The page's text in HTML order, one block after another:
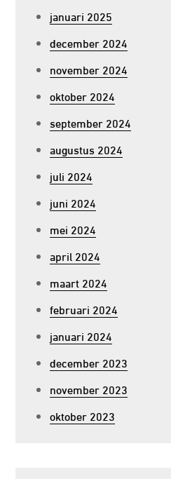
januari 2025
december 2024
november 2024
oktober 2024
september 2024
augustus 2024
juli 2024
juni 2024
mei 2024
april 2024
maart 2024
februari 2024
januari 2024
december 2023
november 2023
oktober 2023